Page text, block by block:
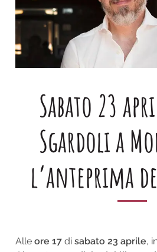
Sabato 23
Sgardoli a
l’anteprima
Alle ore 17di sabato 23 aprile,